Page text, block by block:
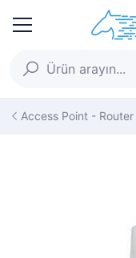
Access Point - Router